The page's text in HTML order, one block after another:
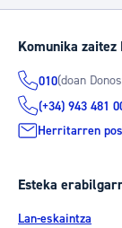
Komunika
010(doan
(+34) 943 481
Herritarren
Esteka
Lan-eskaintza